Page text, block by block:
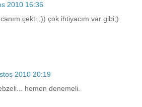
2010 16:36
çekti ;)) çok ihtiyacım var gibi;)
2010 20:19
hemen denemeli.